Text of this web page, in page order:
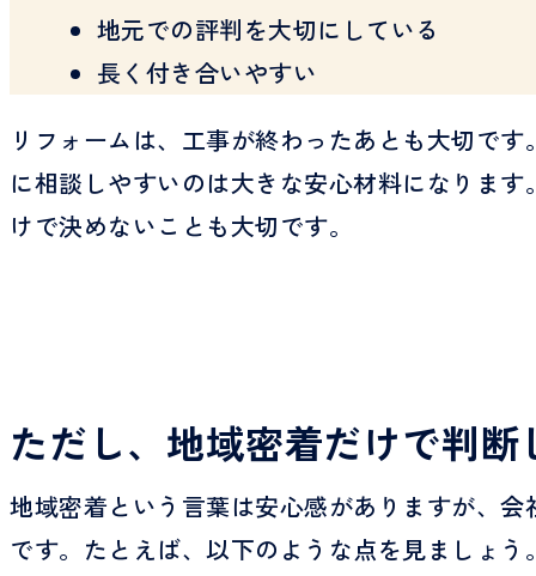
地元での評判を大切にしている
長く付き合いやすい
リフォームは、工事が終わったあとも大切です
に相談しやすいのは大きな安心材料になります
けで決めないことも大切です。
ただし、地域密着だけで判断
地域密着という言葉は安心感がありますが、会
です。たとえば、以下のような点を見ましょう。